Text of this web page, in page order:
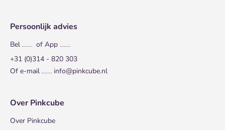
Persoonlijk advies
Bel
of App
+31 (0)314 - 820 303
Of e-mail
info@pinkcube.nl
Over Pinkcube
Over Pinkcube